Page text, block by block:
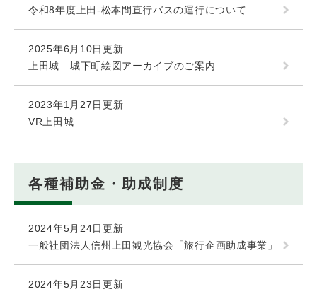
令和8年度上田-松本間直行バスの運行について
2025年6月10日更新
上田城 城下町絵図アーカイブのご案内
2023年1月27日更新
VR上田城
各種補助金・助成制度
2024年5月24日更新
一般社団法人信州上田観光協会「旅行企画助成事業」
2024年5月23日更新